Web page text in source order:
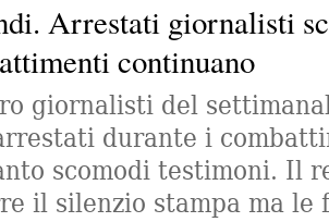
Arrestati giornalisti
continuano
giornalisti del
durante i
scomodi testimoni. Il
il silenzio stampa ma le